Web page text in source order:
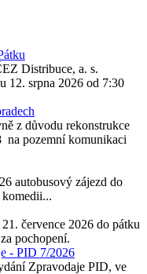
Distribuce, a. s.
12. srpna 2026 od 7:30
z důvodu rekonstrukce
na pozemní komunikaci
autobusový zájezd do
července 2026 do pátku
pochopení.
- PID 7/2026
Zpravodaje PID, ve